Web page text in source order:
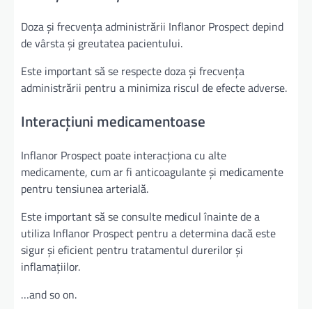
Doza și frecvența administrării Inflanor Prospect depind
de vârsta și greutatea pacientului.
Este important să se respecte doza și frecvența
administrării pentru a minimiza riscul de efecte adverse.
Interacțiuni medicamentoase
Inflanor Prospect poate interacționa cu alte
medicamente, cum ar fi anticoagulante și medicamente
pentru tensiunea arterială.
Este important să se consulte medicul înainte de a
utiliza Inflanor Prospect pentru a determina dacă este
sigur și eficient pentru tratamentul durerilor și
inflamațiilor.
…and so on.